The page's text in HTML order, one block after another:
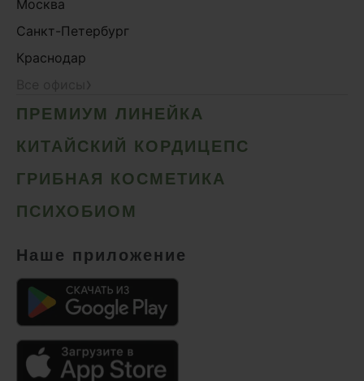
Москва
Санкт-Петербург
Краснодар
ПРЕМИУМ ЛИНЕЙКА
КИТАЙСКИЙ КОРДИЦЕПС
ГРИБНАЯ КОСМЕТИКА
ПСИХОБИОМ
Наше приложение